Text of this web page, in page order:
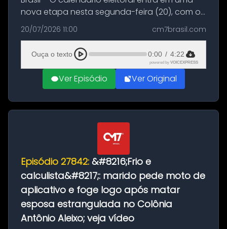
nova etapa nesta segunda-feira (20), com o
início do período destinado às convenções
partidárias. Até 5 de agosto, partidos e
federações poderão oficializa...
20/07/2026 11:00 cm7brasil.com
Ouça o texto 0:00 / 4:22
powered by VOICEXPRESS
Ver Episódio Ver Original
Episódio 27842: &#8216;Frio e
calculista&#8217;: marido pede moto de
aplicativo e foge logo após matar
esposa estrangulada no Colônia
Antônio Aleixo; veja vídeo